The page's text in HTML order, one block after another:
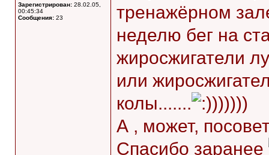
Зарегистрирован: 28.02.05,
00:45:34
Сообщения: 23
тренажёрном
неделю бег на
жиросжигатели
или
колы.......
))))))
А , может,
Спасибо заранее